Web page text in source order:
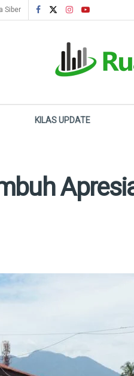
Siber
KILAS UPDATE